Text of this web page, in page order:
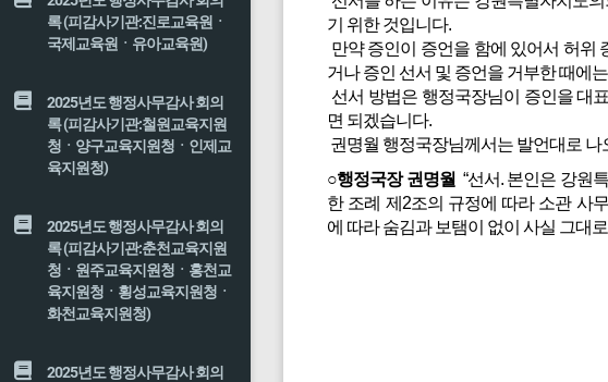
록 (피감사기관:진로교육원ㆍ
국제교육원ㆍ유아교육원)
2025년도 행정사무감사 회의
록 (피감사기관:철원교육지원
청ㆍ양구교육지원청ㆍ인제교
육지원청)
2025년도 행정사무감사 회의
록 (피감사기관:춘천교육지원
청ㆍ원주교육지원청ㆍ홍천교
육지원청ㆍ횡성교육지원청ㆍ
화천교육지원청)
2025년도 행정사무감사 회의
기 위한 것입니다.
만약 증인이 증언을 함에 있어서 허위
거나 증인 선서 및 증언을 거부한 때에
선서 방법은 행정국장님이 증인을 대
면 되겠습니다.
권명월 행정국장님께서는 발언대로
○행정국장 권명월 “선서. 본인은 강원
한 조례 제2조의 규정에 따라 소관 사
에 따라 숨김과 보탬이 없이 사실 그대